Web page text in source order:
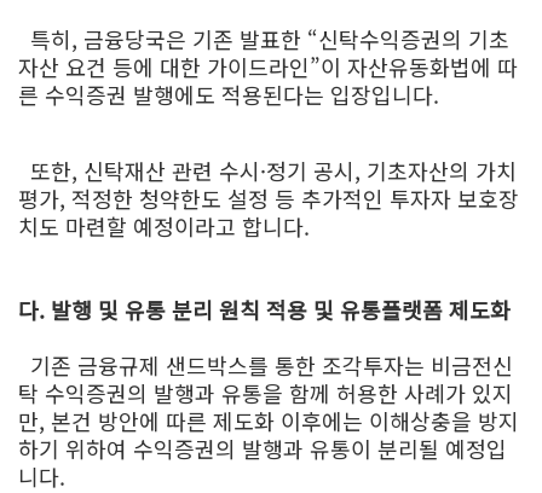
특히, 금융당국은 기존 발표한 “신탁수익증권의 기초
자산 요건 등에 대한 가이드라인”이 자산유동화법에 따
른 수익증권 발행에도 적용된다는 입장입니다.
또한, 신탁재산 관련 수시·정기 공시, 기초자산의 가치
평가, 적정한 청약한도 설정 등 추가적인 투자자 보호장
치도 마련할 예정이라고 합니다.
다. 발행 및 유통 분리 원칙 적용 및 유통플랫폼 제도화
기존 금융규제 샌드박스를 통한 조각투자는 비금전신
탁 수익증권의 발행과 유통을 함께 허용한 사례가 있지
만, 본건 방안에 따른 제도화 이후에는 이해상충을 방지
하기 위하여 수익증권의 발행과 유통이 분리될 예정입
니다.